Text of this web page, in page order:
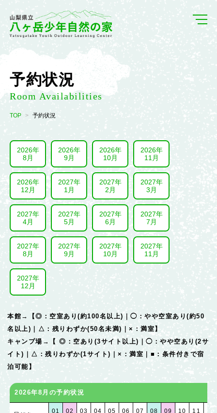
予約状況
Room Availabilities
TOP 予約状況
2026年
8月
2026年
9月
2026年
10月
2026年
11月
2026年
12月
2027年
1月
2027年
2月
2027年
3月
2027年
4月
2027年
5月
2027年
6月
2027年
7月
2027年
8月
2027年
9月
2027年
10月
2027年
11月
2027年
12月
本館→【◎：空室あり(約100名以上)｜◯：やや空室あり(約50
名以上)｜△：残りわずか(50名未満)｜×：満室】
キャンプ場→【 ◎：空あり(3サイト以上)｜◯：やや空あり(2サ
イト)｜△：残りわずか(1サイト)｜×：満室｜■：条件付きで宿
泊可能】
2026年8月の予約状況
01
02
03
04
05
06
07
08
09
10
11